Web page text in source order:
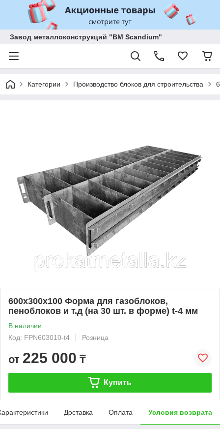
Завод металлоконструкций "BM Scandium"
Категории Производство блоков для строительства
600х300х100 Форма для газоблоков,
пеноблоков и т.д (на 30 шт. в форме) t-4 мм
В наличии
Код: FPN603010-t4
Розница
от 225 000 ₸
Купить
Доставка Оплата Условия возврата